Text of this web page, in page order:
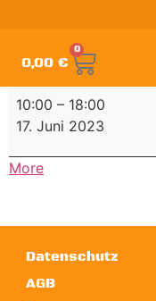
0,00 €
0
10:00 – 18:00
17. Juni 2023
More
Datenschutz
AGB